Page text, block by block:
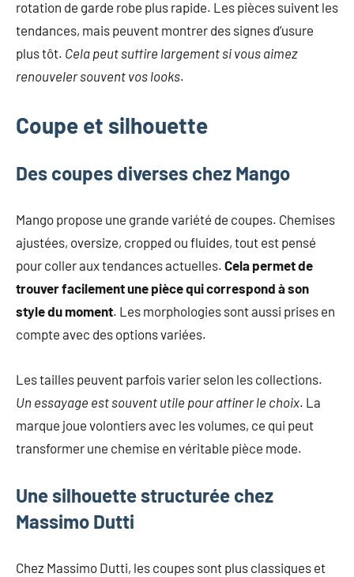
rotation de garde robe plus rapide. Les pièces suivent les
tendances, mais peuvent montrer des signes d’usure
plus tôt. Cela peut suffire largement si vous aimez
renouveler souvent vos looks.
Coupe et silhouette
Des coupes diverses chez Mango
Mango propose une grande variété de coupes. Chemises
ajustées, oversize, cropped ou fluides, tout est pensé
pour coller aux tendances actuelles. Cela permet de
trouver facilement une pièce qui correspond à son
style du moment. Les morphologies sont aussi prises en
compte avec des options variées.
Les tailles peuvent parfois varier selon les collections.
Un essayage est souvent utile pour affiner le choix. La
marque joue volontiers avec les volumes, ce qui peut
transformer une chemise en véritable pièce mode.
Une silhouette structurée chez
Massimo Dutti
Chez Massimo Dutti, les coupes sont plus classiques et